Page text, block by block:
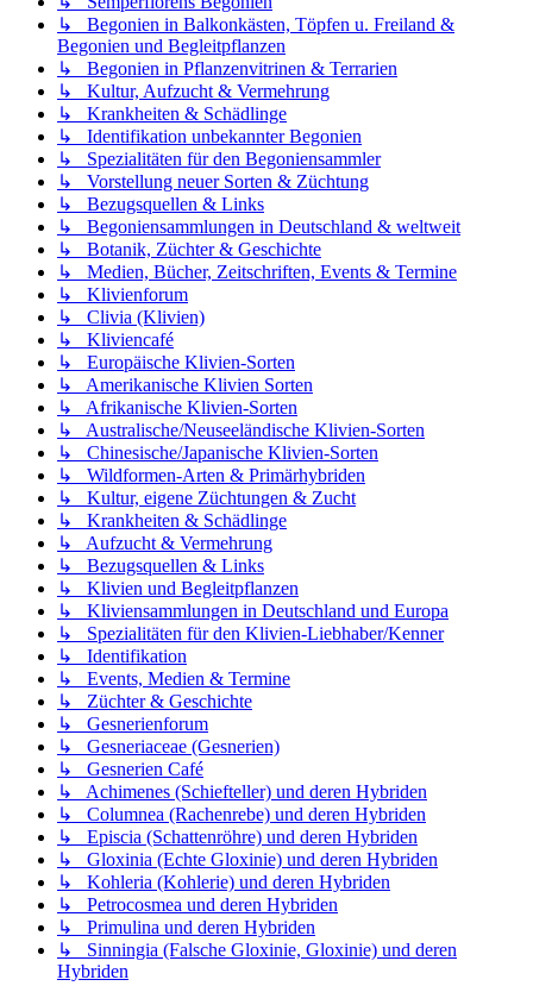
↳ Begonien in Balkonkästen, Töpfen u. Freiland &
Begonien und Begleitpflanzen
↳ Begonien in Pflanzenvitrinen & Terrarien
↳ Kultur, Aufzucht & Vermehrung
↳ Krankheiten & Schädlinge
↳ Identifikation unbekannter Begonien
↳ Spezialitäten für den Begoniensammler
↳ Vorstellung neuer Sorten & Züchtung
↳ Bezugsquellen & Links
↳ Begoniensammlungen in Deutschland & weltweit
↳ Botanik, Züchter & Geschichte
↳ Medien, Bücher, Zeitschriften, Events & Termine
↳ Klivienforum
↳ Clivia (Klivien)
↳ Kliviencafé
↳ Europäische Klivien-Sorten
↳ Amerikanische Klivien Sorten
↳ Afrikanische Klivien-Sorten
↳ Australische/Neuseeländische Klivien-Sorten
↳ Chinesische/Japanische Klivien-Sorten
↳ Wildformen-Arten & Primärhybriden
↳ Kultur, eigene Züchtungen & Zucht
↳ Krankheiten & Schädlinge
↳ Aufzucht & Vermehrung
↳ Bezugsquellen & Links
↳ Klivien und Begleitpflanzen
↳ Kliviensammlungen in Deutschland und Europa
↳ Spezialitäten für den Klivien-Liebhaber/Kenner
↳ Identifikation
↳ Events, Medien & Termine
↳ Züchter & Geschichte
↳ Gesnerienforum
↳ Gesneriaceae (Gesnerien)
↳ Gesnerien Café
↳ Achimenes (Schiefteller) und deren Hybriden
↳ Columnea (Rachenrebe) und deren Hybriden
↳ Episcia (Schattenröhre) und deren Hybriden
↳ Gloxinia (Echte Gloxinie) und deren Hybriden
↳ Kohleria (Kohlerie) und deren Hybriden
↳ Petrocosmea und deren Hybriden
↳ Primulina und deren Hybriden
↳ Sinningia (Falsche Gloxinie, Gloxinie) und deren
Hybriden